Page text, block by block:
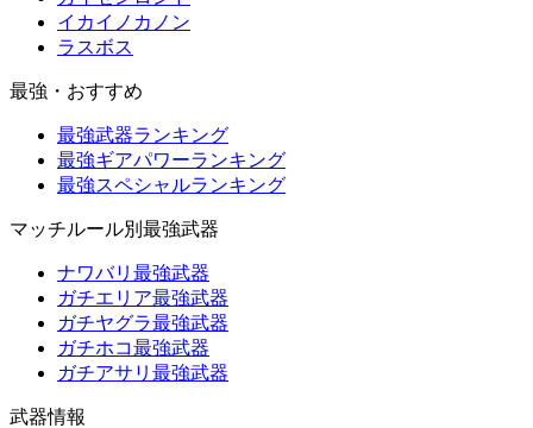
イカイノカノン
ラスボス
最強・おすすめ
最強武器ランキング
最強ギアパワーランキング
最強スペシャルランキング
マッチルール別最強武器
ナワバリ最強武器
ガチエリア最強武器
ガチヤグラ最強武器
ガチホコ最強武器
ガチアサリ最強武器
武器情報